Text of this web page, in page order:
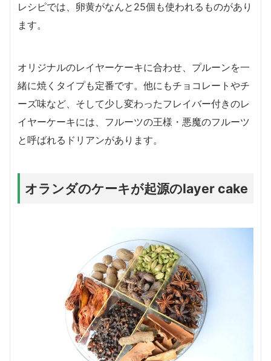
レシピでは、卵黄がなんと25個も使われるものがあり
ます。
オリジナルのレイヤーケーキに合わせ、プルーンを一
緒に焼くタイプも定番です。他にもチョコレートやチ
ーズ味など、そして少し変わったフレイバー付きのレ
イヤーケーキには、フルーツの王様・悪魔のフルーツ
と呼ばれるドリアンがあります。
オランダのケーキが起源のlayer cake